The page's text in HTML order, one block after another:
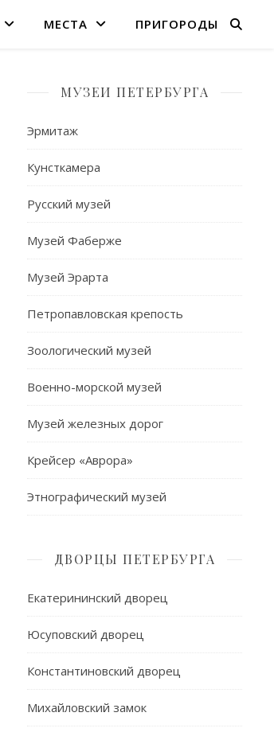
МЕСТА ПРИГОРОДЫ
МУЗЕИ ПЕТЕРБУРГА
Эрмитаж
Кунсткамера
Русский музей
Музей Фаберже
Музей Эрарта
Петропавловская крепость
Зоологический музей
Военно-морской музей
Музей железных дорог
Крейсер «Аврора»
Этнографический музей
ДВОРЦЫ ПЕТЕРБУРГА
Екатерининский дворец
Юсуповский дворец
Константиновский дворец
Михайловский замок